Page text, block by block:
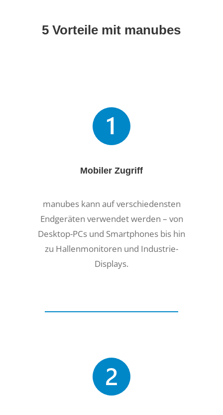
5 Vorteile mit manubes
Mobiler Zugriff
manubes kann auf verschiedensten
Endgeräten verwendet werden – von
Desktop-PCs und Smartphones bis hin
zu Hallenmonitoren und Industrie-
Displays.